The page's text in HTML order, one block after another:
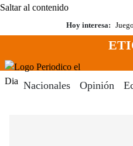
Saltar al contenido
Hoy interesa:
Menú
Nacionales Opinión